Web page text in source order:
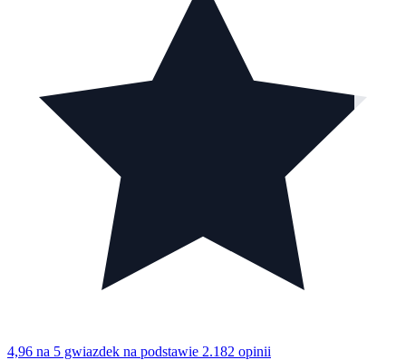
4,96 na 5 gwiazdek na podstawie 2.182 opinii